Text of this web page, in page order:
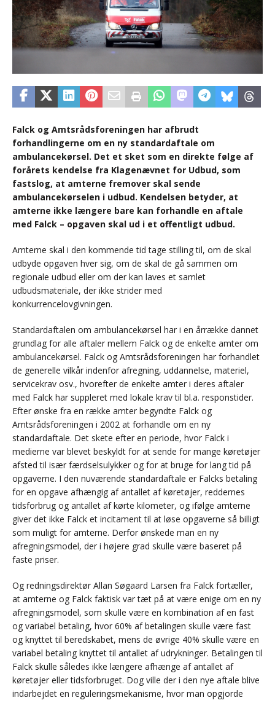
Falck og Amtsrådsforeningen har afbrudt
forhandlingerne om en ny standardaftale om
ambulancekørsel. Det et sket som en direkte følge af
forårets kendelse fra Klagenævnet for Udbud, som
fastslog, at amterne fremover skal sende
ambulancekørselen i udbud. Kendelsen betyder, at
amterne ikke længere bare kan forhandle en aftale
med Falck – opgaven skal ud i et offentligt udbud.
Amterne skal i den kommende tid tage stilling til, om de skal
udbyde opgaven hver sig, om de skal de gå sammen om
regionale udbud eller om der kan laves et samlet
udbudsmateriale, der ikke strider med
konkurrencelovgivningen.
Standardaftalen om ambulancekørsel har i en årrække dannet
grundlag for alle aftaler mellem Falck og de enkelte amter om
ambulancekørsel. Falck og Amtsrådsforeningen har forhandlet
de generelle vilkår indenfor afregning, uddannelse, materiel,
servicekrav osv., hvorefter de enkelte amter i deres aftaler
med Falck har suppleret med lokale krav til bl.a. responstider.
Efter ønske fra en række amter begyndte Falck og
Amtsrådsforeningen i 2002 at forhandle om en ny
standardaftale. Det skete efter en periode, hvor Falck i
medierne var blevet beskyldt for at sende for mange køretøjer
afsted til især færdselsulykker og for at bruge for lang tid på
opgaverne. I den nuværende standardaftale er Falcks betaling
for en opgave afhængig af antallet af køretøjer, reddernes
tidsforbrug og antallet af kørte kilometer, og ifølge amterne
giver det ikke Falck et incitament til at løse opgaverne så billigt
som muligt for amterne. Derfor ønskede man en ny
afregningsmodel, der i højere grad skulle være baseret på
faste priser.
Og redningsdirektør Allan Søgaard Larsen fra Falck fortæller,
at amterne og Falck faktisk var tæt på at være enige om en ny
afregningsmodel, som skulle være en kombination af en fast
og variabel betaling, hvor 60% af betalingen skulle være fast
og knyttet til beredskabet, mens de øvrige 40% skulle være en
variabel betaling knyttet til antallet af udrykninger. Betalingen til
Falck skulle således ikke længere afhænge af antallet af
køretøjer eller tidsforbruget. Dog ville der i den nye aftale blive
indarbejdet en reguleringsmekanisme, hvor man opgjorde